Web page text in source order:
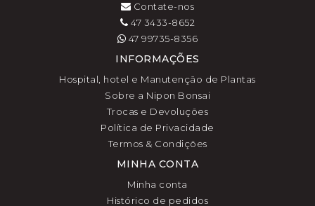
Contate-nos
47 3433-8652
47 99735-8356
INFORMAÇÕES
Hospital, hotel e Manutenção de Plantas
Sobre a Nipon Bonsai
Trocas e Devoluções
Política de Privacidade
Termos & Condições
MINHA CONTA
Minha conta
Histórico de pedidos